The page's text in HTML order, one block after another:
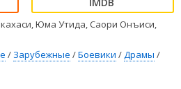
Юма Утида, Саори Онъиси,
/ Зарубежные /Боевики /Драмы /